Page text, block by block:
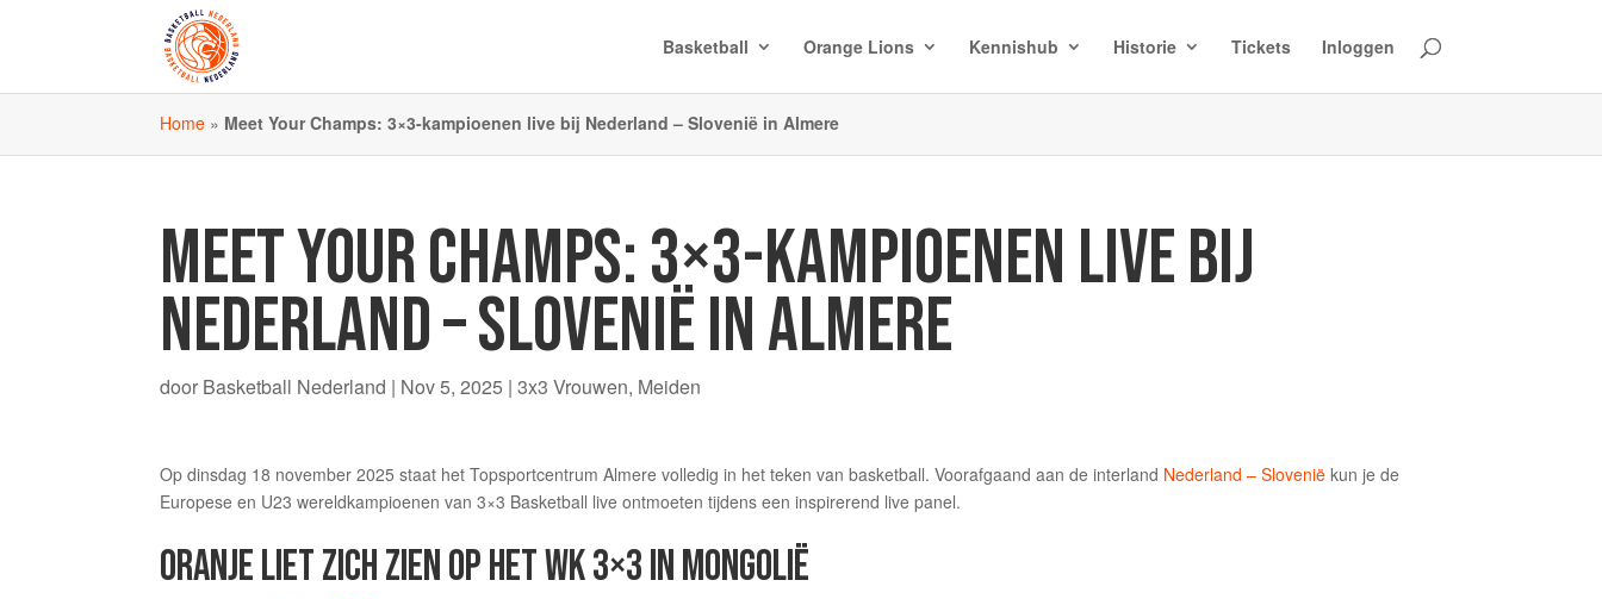
Basketball Orange Lions Kennishub Historie Tickets Inloggen
Home » Meet Your Champs: 3×3-kampioenen live bij Nederland – Slovenië in Almere
MEET YOUR CHAMPS: 3×3-KAMPIOENEN LIVE BIJ
NEDERLAND – SLOVENIË IN ALMERE
door Basketball Nederland | Nov 5, 2025 |3x3 Vrouwen, Meiden
Op dinsdag 18 november 2025 staat het Topsportcentrum Almere volledig in het teken van basketball. Voorafgaand aan de interland Nederland – Slovenië kun je de
Europese en U23 wereldkampioenen van 3×3 Basketball live ontmoeten tijdens een inspirerend live panel.
ORANJE LIET ZICH ZIEN OP HET WK 3×3 IN MONGOLIË